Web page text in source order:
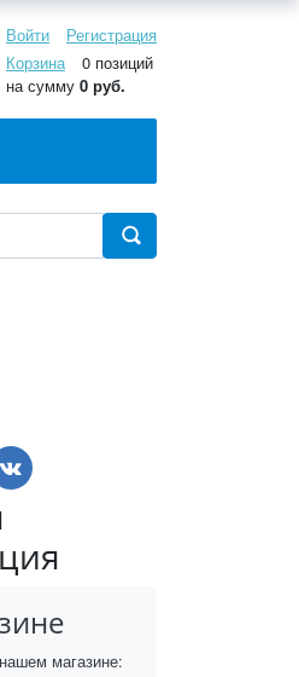
Войти
Регистрация
Корзина
0 позиций
на сумму 0 руб.
магазине: